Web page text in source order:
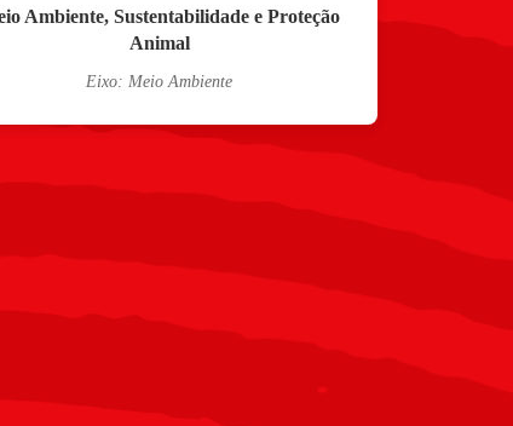
Ambiente, Sustentabilidade e Proteção
Animal
Eixo: Meio Ambiente